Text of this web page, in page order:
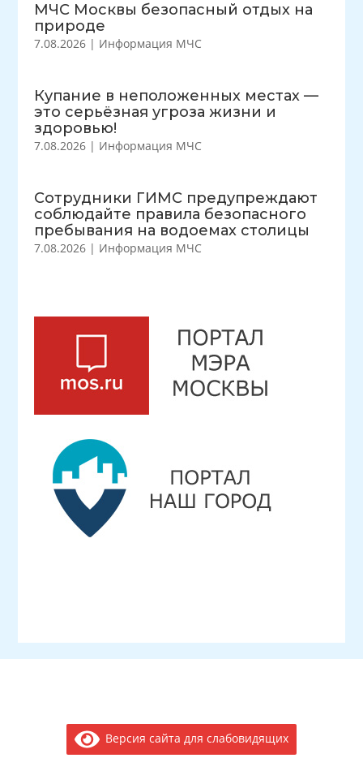
МЧС Москвы безопасный отдых на
природе
7.08.2026 | Информация МЧС
Купание в неположенных местах —
это серьёзная угроза жизни и
здоровью!
7.08.2026 | Информация МЧС
Сотрудники ГИМС предупреждают
соблюдайте правила безопасного
пребывания на водоемах столицы
7.08.2026 | Информация МЧС
Версия сайта для слабовидящих